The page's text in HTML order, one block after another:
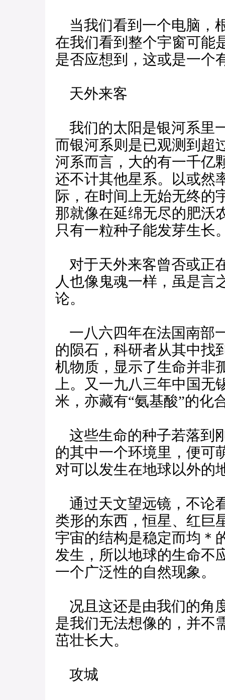
当我们看到一个电脑，
在我们看到整个宇窗可能
是否应想到，这或是一个
天外来客
我们的太阳是银河系里
而银河系则是已观测到超
河系而言，大的有一千亿
还不计其他星系。以或然
际，在时间上无始无终的
那就像在延绵无尽的肥沃
只有一粒种子能发芽生长
对于天外来客曾否或正
人也像鬼魂一样，虽是言
论。
一八六四年在法国南部
的陨石，科研者从其中找
机物质，显示了生命并非
上。又一九八三年中国
米，亦藏有“氨基酸”的化
这些生命的种子若落到
的其中一个环境里，便可
对可以发生在地球以外的
通过天文望远镜，不论
类形的东西，恒星、红巨
宇宙的结构是稳定而均＊
发生，所以地球的生命不
一个广泛性的自然现象。
况且这还是由我们的角
是我们无法想像的，并不
茁壮长大。
攻城